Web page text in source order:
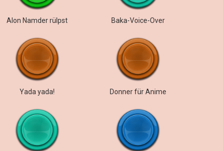
Alon Namder rülpst Baka-Voice-Over
Yada yada! Donner für Anime